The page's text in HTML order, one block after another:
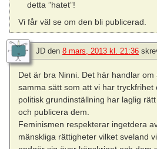
detta ”hatet”!
Vi får väl se om den bli publicerad.
JD den 8 mars, 2013 kl. 21:36
Det är bra Ninni. Det här handlar om
samma sätt som att vi har tryckfrihet
politisk grundinställning har laglig
och publicera dem.
Feminismen respekterar ingetdera
mänskliga rättigheter vilket sveland